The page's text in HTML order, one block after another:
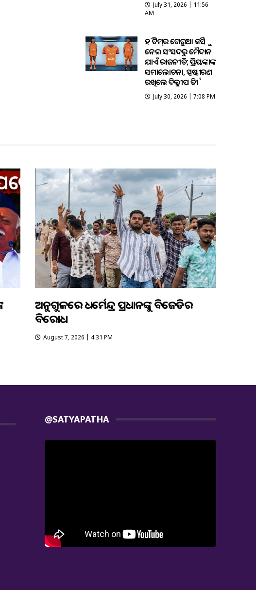
July 31, 2026 | 11:56
AM
ହକି ଟିମ୍‌ର ଗେରୁଆ ଜର୍ସିକୁ
ନେଇ ସଂସଦରୁ ମୈଦାନ
ଯାଏଁ ରାଜନୀତି; ପ୍ରିୟଙ୍କାଙ୍କ
ସମାଲୋଚନା, ସ୍ପଷ୍ଟୀକରଣ
ରଖିଲେ ଦିଲ୍ଲୀପ ତିର୍କୀ
July 30, 2026 | 7:08 PM
ଅନୁଗୁଳରେ ଧର୍ମେନ୍ଦ୍ର ପ୍ରଧାନଙ୍କୁ ବିଜେଡିର
ବିରୋଧ
August 7, 2026 | 4:31 PM
@SATYAPATHA